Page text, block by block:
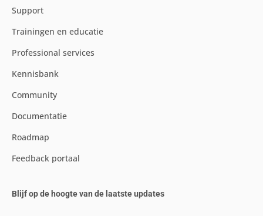
Support
Trainingen en educatie
Professional services
Kennisbank
Community
Documentatie
Roadmap
Feedback portaal
Blijf op de hoogte van de laatste updates